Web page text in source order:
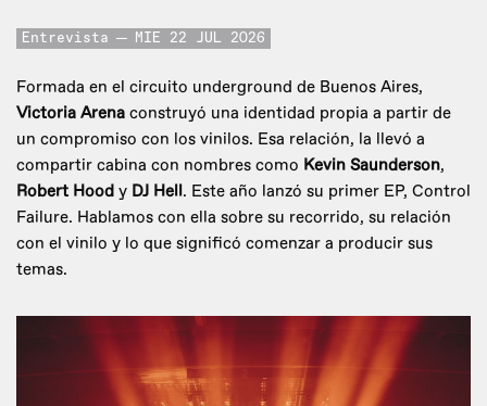
Entrevista MIE 22 JUL 2026
Formada en el circuito underground de Buenos Aires,
Victoria Arena construyó una identidad propia a partir de
un compromiso con los vinilos. Esa relación, la llevó a
compartir cabina con nombres como Kevin Saunderson,
Robert Hood y DJ Hell. Este año lanzó su primer EP, Control
Failure. Hablamos con ella sobre su recorrido, su relación
con el vinilo y lo que significó comenzar a producir sus
temas.